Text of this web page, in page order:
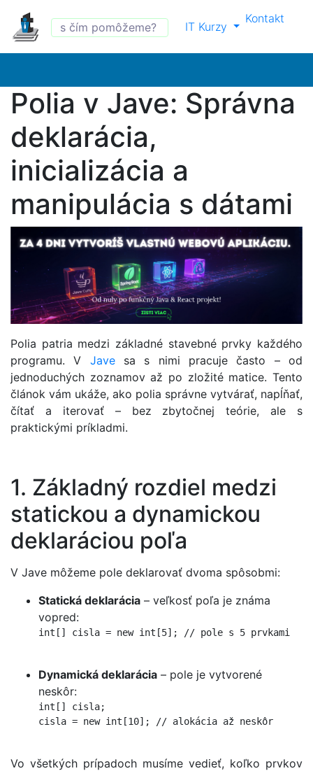
IT Kurzy
Kontakt
Polia v Jave: Správna
deklarácia,
inicializácia a
manipulácia s dátami
Polia patria medzi základné stavebné prvky každého
programu. V Javesa s nimi pracuje často – od
jednoduchých zoznamov až po zložité matice. Tento
článok vám ukáže, ako polia správne vytvárať, napĺňať,
čítať a iterovať – bez zbytočnej teórie, ale s
praktickými príkladmi.
1. Základný rozdiel medzi
statickou a dynamickou
deklaráciou poľa
V Jave môžeme pole deklarovať dvoma spôsobmi:
Statická deklarácia – veľkosť poľa je známa
vopred:
int[] cisla = new int[5]; // pole s 5 prvkami
Dynamická deklarácia – pole je vytvorené
neskôr:
int[] cisla;
cisla = new int[10]; // alokácia až neskôr
Vo všetkých prípadoch musíme vedieť, koľko prvkov